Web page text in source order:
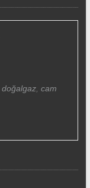
doğalgaz, cam